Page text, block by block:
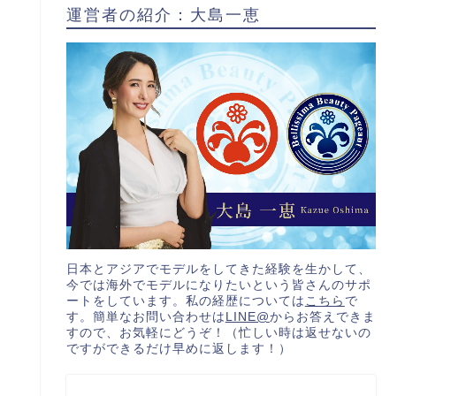
運営者の紹介：大島一恵
日本とアジアでモデルをしてきた経験を生かして、
今では海外でモデルになりたいという皆さんのサポ
ートをしています。私の経歴については こちら で
す。簡単なお問い合わせは LINE@からお答えできま
すので、お気軽にどうぞ！（忙しい時は返せないの
ですができるだけ早めに返します！）